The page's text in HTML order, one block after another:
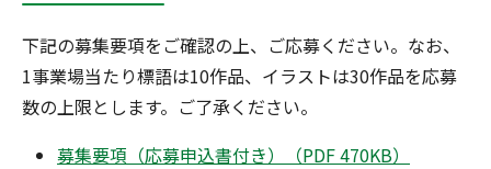
下記の募集要項をご確認の上、ご応募ください。なお、
1事業場当たり標語は10作品、イラストは30作品を応募
数の上限とします。ご了承ください。
募集要項（応募申込書付き）（PDF 470KB）